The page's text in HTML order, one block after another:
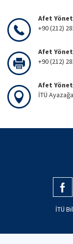
Afet
+90 (212)
Afet
+90 (212)
Afet
İTÜ
İTÜ